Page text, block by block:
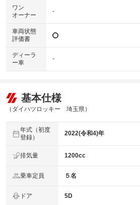
ワン
オーナー
-
車両状態
評価書
ディーラ
ー車
-
基本仕様
（ダイハツロッキー 埼玉県）
年式（初度
登録）
2022(令和4)年
排気量 1200cc
乗車定員 ５名
ドア 5D